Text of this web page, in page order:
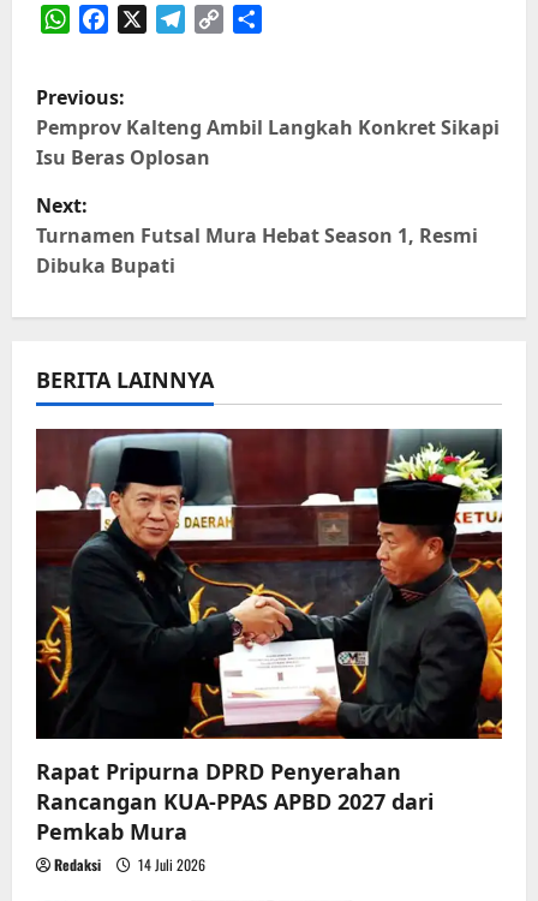
P
o
s
t
n
v
i
g
t
i
o
n
Previous:
Pemprov Kalteng Ambil Langkah Konkret Sikapi
Isu Beras Oplosan
Next:
Turnamen Futsal Mura Hebat Season 1, Resmi
Dibuka Bupati
BERITA LAINNYA
Rapat Pripurna DPRD Penyerahan
Rancangan KUA-PPAS APBD 2027 dari
Pemkab Mura
Redaksi 14 Juli 2026